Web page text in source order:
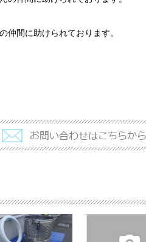
仲間に助けられております。